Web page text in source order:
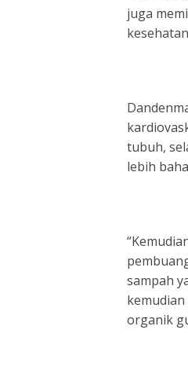
juga
tubuh,
lebih
sampah
organik